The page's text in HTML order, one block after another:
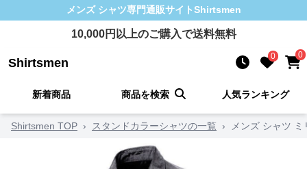
メンズ シャツ専門通販サイトShirtsmen
10,000円以上のご購入で送料無料
Shirtsmen 0 0
新着商品 商品を検索 人気ランキング
Shirtsmen TOP › スタンドカラーシャツの一覧 › メンズ シャツ